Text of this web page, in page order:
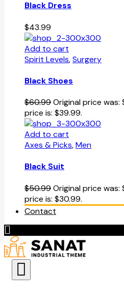
Black Dress
$43.99
Add to cart
Spirit Levels,Surgery
Black Shoes
$60.99Original price was:
price is: $39.99.
Add to cart
Axes & Picks,Men
Black Suit
$50.99Original price was:
price is: $30.99.
Contact